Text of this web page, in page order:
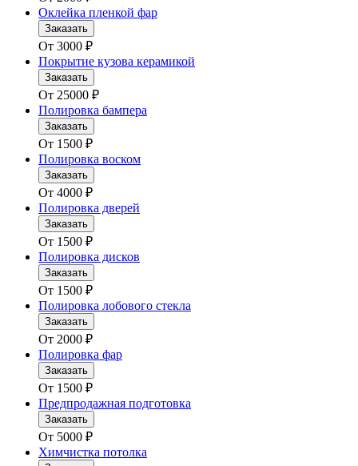
Оклейка пленкой фар
Заказать
От 3000 ₽
Покрытие кузова керамикой
Заказать
От 25000 ₽
Полировка бампера
Заказать
От 1500 ₽
Полировка воском
Заказать
От 4000 ₽
Полировка дверей
Заказать
От 1500 ₽
Полировка дисков
Заказать
От 1500 ₽
Полировка лобового стекла
Заказать
От 2000 ₽
Полировка фар
Заказать
От 1500 ₽
Предпродажная подготовка
Заказать
От 5000 ₽
Химчистка потолка